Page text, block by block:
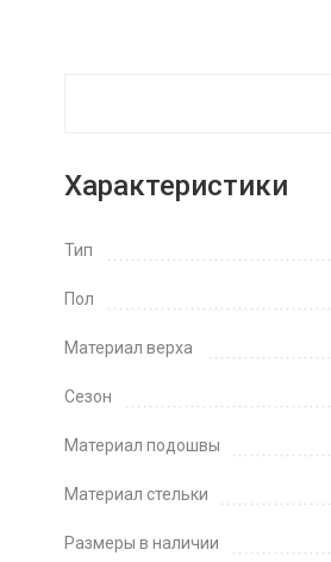
Характеристики
Тип
Пол
Материал верха
Сезон
Материал подошвы
Материал стельки
Размеры в наличии